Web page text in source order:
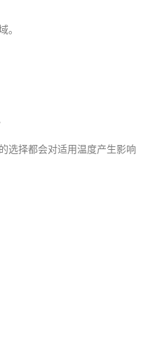
。
选择都会对适用温度产生影响